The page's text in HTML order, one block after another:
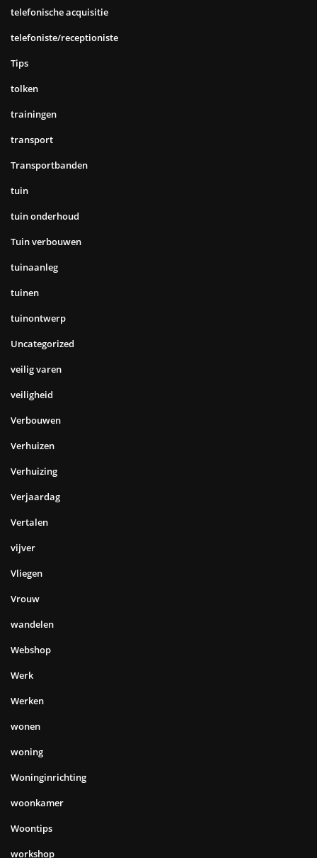
telefonische acquisitie
telefoniste/receptioniste
Tips
tolken
trainingen
transport
Transportbanden
tuin
tuin onderhoud
Tuin verbouwen
tuinaanleg
tuinen
tuinontwerp
Uncategorized
veilig varen
veiligheid
Verbouwen
Verhuizen
Verhuizing
Verjaardag
Vertalen
vijver
Vliegen
Vrouw
wandelen
Webshop
Werk
Werken
wonen
woning
Woninginrichting
woonkamer
Woontips
workshop